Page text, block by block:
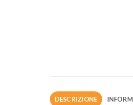
DESCRIZIONE